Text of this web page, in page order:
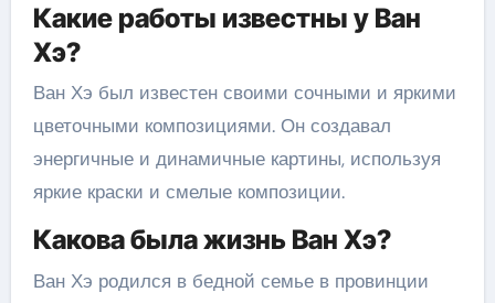
Какие работы известны у Ван
Хэ?
Ван Хэ был известен своими сочными и яркими
цветочными композициями. Он создавал
энергичные и динамичные картины, используя
яркие краски и смелые композиции.
Какова была жизнь Ван Хэ?
Ван Хэ родился в бедной семье в провинции